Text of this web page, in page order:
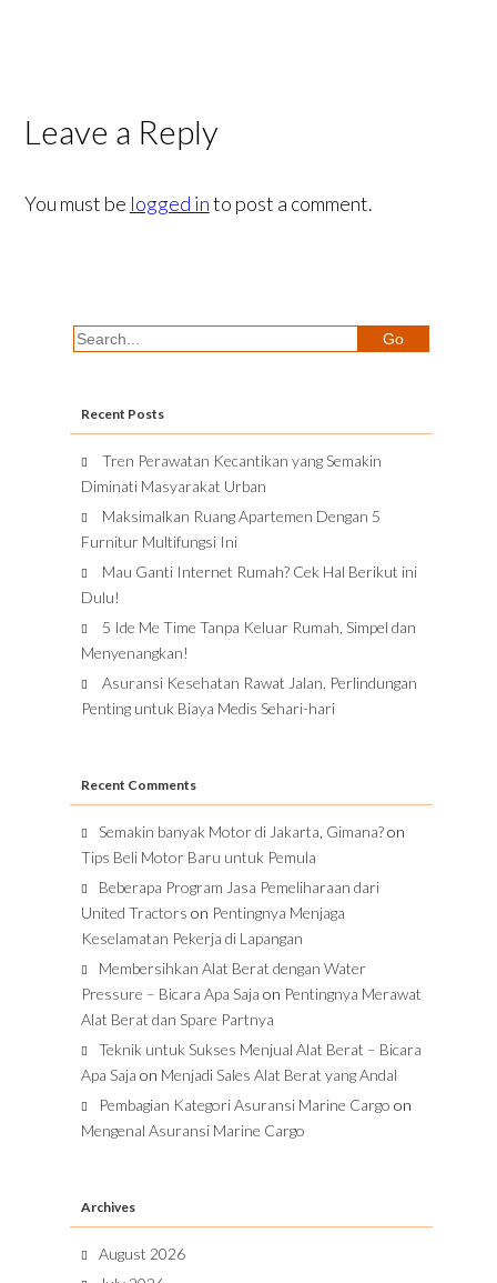
Leave a Reply
You must be logged into post a comment.
Recent Posts
Tren Perawatan Kecantikan yang Semakin
Diminati Masyarakat Urban
Maksimalkan Ruang Apartemen Dengan 5
Furnitur Multifungsi Ini
Mau Ganti Internet Rumah? Cek Hal Berikut ini
Dulu!
5 Ide Me Time Tanpa Keluar Rumah, Simpel dan
Menyenangkan!
Asuransi Kesehatan Rawat Jalan, Perlindungan
Penting untuk Biaya Medis Sehari-hari
Recent Comments
Semakin banyak Motor di Jakarta, Gimana?on
Tips Beli Motor Baru untuk Pemula
Beberapa Program Jasa Pemeliharaan dari
United Tractors on Pentingnya Menjaga
Keselamatan Pekerja di Lapangan
Membersihkan Alat Berat dengan Water
Pressure – Bicara Apa Saja on Pentingnya Merawat
Alat Berat dan Spare Partnya
Teknik untuk Sukses Menjual Alat Berat – Bicara
Apa Saja on Menjadi Sales Alat Berat yang Andal
Pembagian Kategori Asuransi Marine Cargo on
Mengenal Asuransi Marine Cargo
Archives
August 2026